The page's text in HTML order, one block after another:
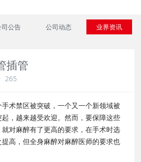
司公告 公司动态 业界资讯
插管
265
术禁区被突破，一个又一个新领域被
，越来越受欢迎。然而，要保障这些
对麻醉有了更高的要求，在手术时选
高，但全身麻醉对麻醉医师的要求也